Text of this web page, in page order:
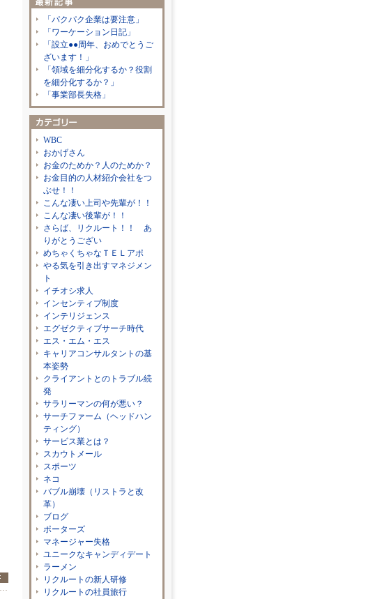
「パクパク企業は要注意」
「ワーケーション日記」
「設立●●周年、おめでとうご
ざいます！」
「領域を細分化するか？役割
を細分化するか？」
「事業部長失格」
WBC
おかげさん
お金のためか？人のためか？
お金目的の人材紹介会社をつ
ぶせ！！
こんな凄い上司や先輩が！！
こんな凄い後輩が！！
さらば、リクルート！！ あ
りがとうござい
めちゃくちゃなＴＥＬアポ
やる気を引き出すマネジメン
ト
イチオシ求人
インセンティブ制度
インテリジェンス
エグゼクティブサーチ時代
エス・エム・エス
キャリアコンサルタントの基
本姿勢
クライアントとのトラブル続
発
サラリーマンの何が悪い？
サーチファーム（ヘッドハン
ティング）
サービス業とは？
スカウトメール
スポーツ
ネコ
バブル崩壊（リストラと改
革）
ブログ
ポーターズ
マネージャー失格
ユニークなキャンディデート
ラーメン
リクルートの新人研修
リクルートの社員旅行